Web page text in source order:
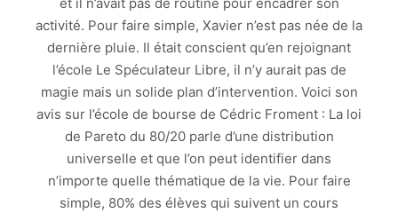
et il n’avait pas de routine pour encadrer son
activité. Pour faire simple, Xavier n’est pas née de la
dernière pluie. Il était conscient qu’en rejoignant
l’école Le Spéculateur Libre, il n’y aurait pas de
magie mais un solide plan d’intervention. Voici son
avis sur l’école de bourse de Cédric Froment : La loi
de Pareto du 80/20 parle d’une distribution
universelle et que l’on peut identifier dans
n’importe quelle thématique de la vie. Pour faire
simple, 80% des élèves qui suivent un cours